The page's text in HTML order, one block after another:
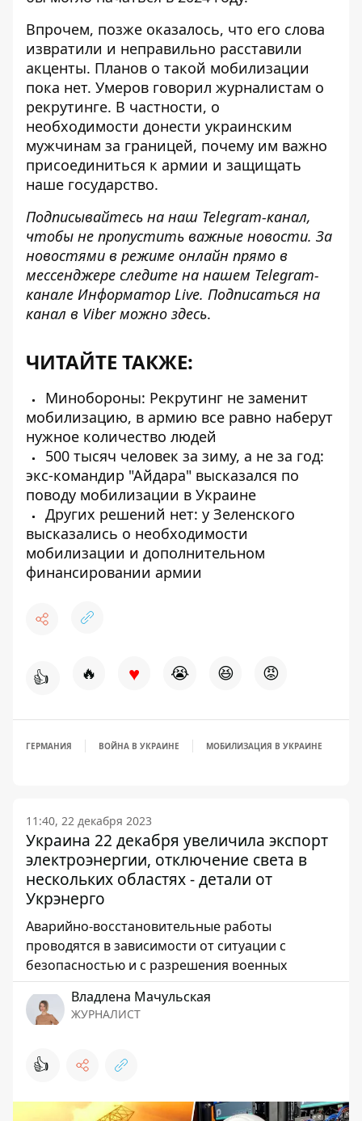
Впрочем, позже оказалось, что его слова
извратили и неправильно расставили
акценты. Планов о такой мобилизации
пока нет. Умеров говорил журналистам о
рекрутинге. В частности, о
необходимости донести украинским
мужчинам за границей, почему им важно
присоединиться к армии и защищать
наше государство.
Подписывайтесь на наш Telegram-канал,
чтобы не пропустить важные новости. За
новостями в режиме онлайн прямо в
мессенджере следите на нашем Telegram-
канале Информатор Live. Подписаться на
канал в Viber можно здесь.
ЧИТАЙТЕ ТАКЖЕ:
Минобороны: Рекрутинг не заменит
мобилизацию, в армию все равно наберут
нужное количество людей
500 тысяч человек за зиму, а не за год:
экс-командир "Айдара" высказался по
поводу мобилизации в Украине
Других решений нет: у Зеленского
высказались о необходимости
мобилизации и дополнительном
финансировании армии
👍 🔥 ♥ 😭 😆 😡
ГЕРМАНИЯ ВОЙНА В УКРАИНЕ МОБИЛИЗАЦИЯ В УКРАИНЕ
11:40, 22 декабря 2023
Украина 22 декабря увеличила экспорт
электроэнергии, отключение света в
нескольких областях - детали от
Укрэнерго
Аварийно-восстановительные работы
проводятся в зависимости от ситуации с
безопасностью и с разрешения военных
Владлена Мачульская
ЖУРНАЛИСТ
👍